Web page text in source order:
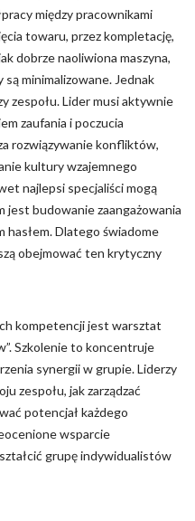
między pracownikami
towaru, przez kompletację,
dobrze naoliwiona maszyna,
są minimalizowane. Jednak
zespołu. Lider musi aktywnie
zaufania i poczucia
rozwiązywanie konfliktów,
kultury wzajemnego
najlepsi specjaliści mogą
jest budowanie zaangażowania
hasłem. Dlatego świadome
obejmować ten krytyczny
kompetencji jest warsztat
Szkolenie to koncentruje
synergii w grupie. Liderzy
zespołu, jak zarządzać
potencjał każdego
wsparcie
grupę indywidualistów